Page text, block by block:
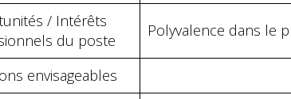
/ Intérêts
du poste
Polyvalence dans le
envisageables